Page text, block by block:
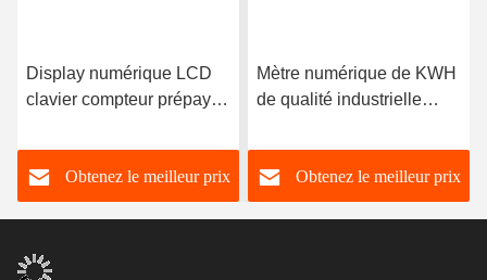
Display numérique LCD
clavier compteur prépayé
et source d'alimentation
électriqueObtenez le meilleur prix
Mètre numérique de KWH
de qualité industrielle
température de -20 à 70
°C
Obtenez le meilleur prix